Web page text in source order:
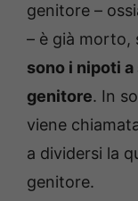
genitore –
– è già morto,
sono i nipoti
genitore. In
viene
a dividersi la
genitore.